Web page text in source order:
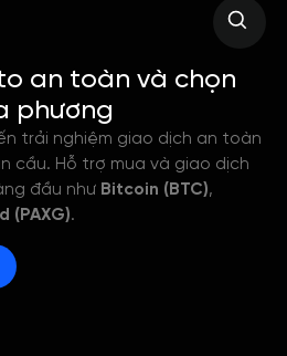
an toàn và chọn
phương
trải nghiệm giao dịch an toàn
cầu. Hỗ trợ mua và giao dịch
đầu như Bitcoin (BTC),
(PAXG).